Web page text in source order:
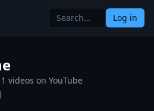
Log in
videos on YouTube